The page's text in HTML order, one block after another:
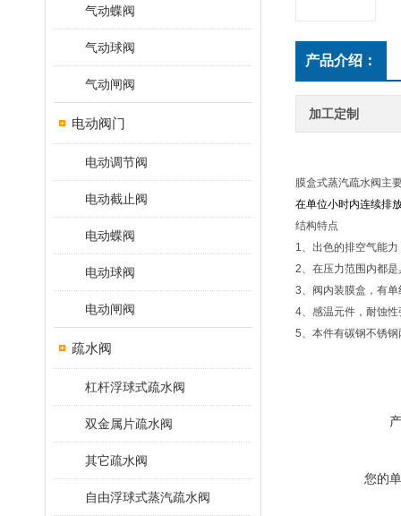
气动蝶阀
气动球阀
气动闸阀
电动阀门
电动调节阀
电动截止阀
电动蝶阀
电动球阀
电动闸阀
疏水阀
杠杆浮球式疏水阀
双金属片疏水阀
其它疏水阀
自由浮球式蒸汽疏水阀
产品介绍：
加工定制
膜盒式蒸汽疏水阀主
在单位小时内连续排
结构特点
1、出色的排空气能
2、在压力范围内都
3、阀内装膜盒，有
4、感温元件，耐蚀
5、本件有碳钢不锈
您的